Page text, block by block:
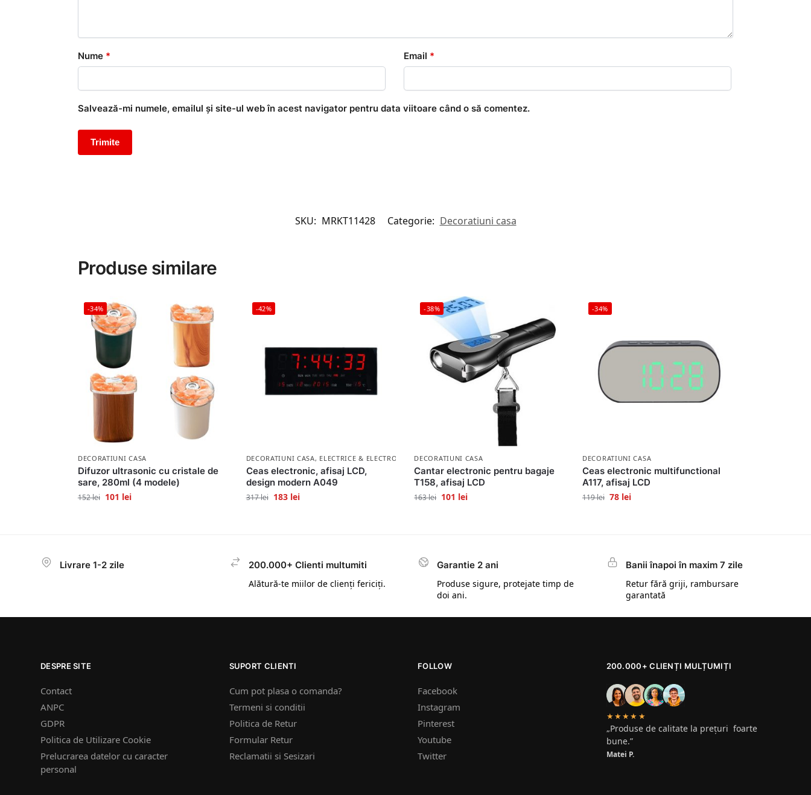
Nume * Email *
Salvează-mi numele, emailul și site-ul web în acest navigator pentru data viitoare când o să comentez.
SKU: MRKT11428 Categorie: Decoratiuni casa
Produse similare
-34%
DECORATIUNI CASA
Difuzor ultrasonic cu cristale de
sare, 280ml (4 modele)
152lei 101 lei
-42%
DECORATIUNI CASA, ELECTRICE & ELECTRONICE ,ELECTRONICE
Ceas electronic, afisaj LCD,
design modern A049
317lei 183 lei
-38%
DECORATIUNI CASA
Cantar electronic pentru bagaje
T158, afisaj LCD
163lei 101 lei
-34%
DECORATIUNI CASA
Ceas electronic multifunctional
A117, afisaj LCD
119lei 78 lei
Livrare 1-2 zile
200.000+ Clienti multumiti
Alătură-te miilor de clienți fericiți.
Garantie 2 ani
Produse sigure, protejate timp de
doi ani.
Banii înapoi în maxim 7 zile
Retur fără griji, rambursare
garantată
DESPRE SITE
Contact
ANPC
GDPR
Politica de Utilizare Cookie
Prelucrarea datelor cu caracter
personal
SUPORT CLIENTI
Cum pot plasa o comanda?
Termeni si conditii
Politica de Retur
Formular Retur
Reclamatii si Sesizari
FOLLOW
Facebook
Instagram
Pinterest
Youtube
Twitter
200.000+ CLIENȚI MULȚUMIȚI
★★★★★
„Produse de calitate la prețuri foarte
bune.”
Matei P.